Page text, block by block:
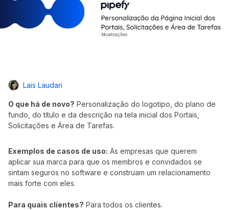
Lais Laudari
O que há de novo? Personalização do logotipo, do plano de
fundo, do título e da descrição na tela inicial dos Portais,
Solicitações e Área de Tarefas.
Exemplos de casos de uso: As empresas que querem
aplicar sua marca para que os membros e convidados se
sintam seguros no software e construam um relacionamento
mais forte com eles.
Para quais clientes? Para todos os clientes.